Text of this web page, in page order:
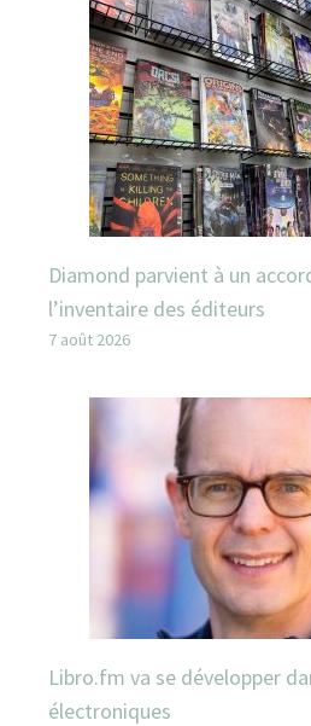
Diamond parvient à un
l’inventaire des éditeurs
7 août 2026
Libro.fm va se développer
électroniques